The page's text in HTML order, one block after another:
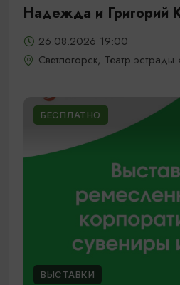
Надежда и
26.08.2026 19:00
Светлогорск, Театр эстрады
БЕСПЛАТНО
ВЫСТАВКИ